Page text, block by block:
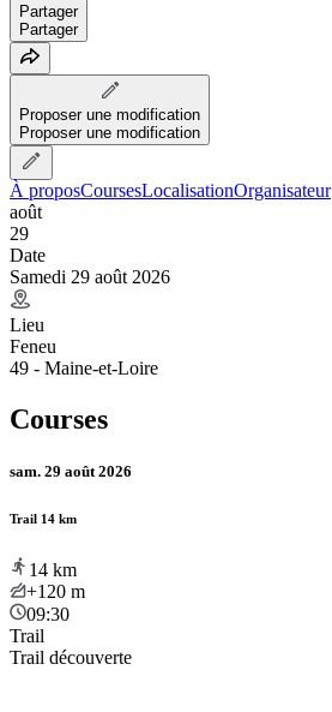
Partager
Partager
Proposer une modification
Proposer une modification
À proposCoursesLocalisationOrganisateur
août
29
Date
Samedi 29 août 2026
Lieu
Feneu
49 - Maine-et-Loire
Courses
sam. 29 août 2026
Trail 14 km
14 km
+120 m
09:30
Trail
Trail découverte